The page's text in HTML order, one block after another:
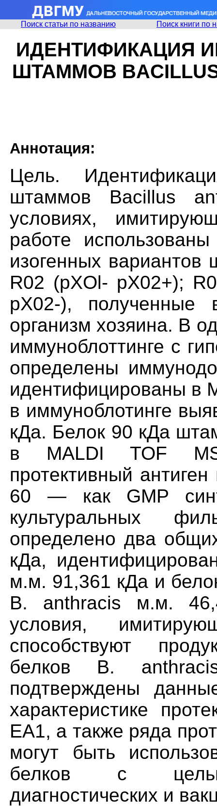
Поиск статьи по названию Поиск книги по
ИДЕНТИФИКАЦИЯ
ШТАММОВ BACILLUS
Аннотация:
Цель.
штаммов Bacillus
условиях,
работе
изогенных
R02 (pXOl- рХ02+);
рХ02-), полученные
организм хозяина. В
иммуноблоттинге с
определены
идентифицированы в
в иммуноблотинге
кДа. Белок 90 кДа
в MALDI TOF MS
протективный
60 — как GMP
культуральных
определено два
кДа,
м.м. 91,361 кДа и
В. anthracis м.м.
условия,
способствуют
белков В.
подтверждены
характеристике
ЕА1, а также ряда
могут быть
белков с целью
диагностических и